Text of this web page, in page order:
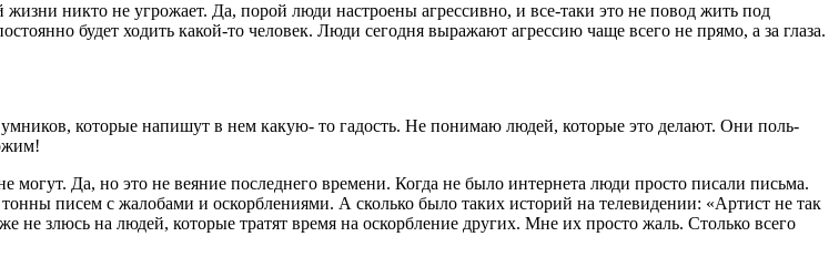
никто не угрожа­ет. Да, порой люди настрое­ны агрессивно, и все-таки это не повод жить под
будет ходить какой-то человек. Люди сегодня выража­ют агрессию чаще всего не прямо, а за глаза.
умников, которые напишут в нем какую- то гадость. Не понимаю людей, которые это делают. Они поль­
могут. Да, но это не вея­ние последнего времени. Когда не было интернета люди просто писали письма.
писем с жалоба­ми и оскорблениями. А сколько было таких историй на теле­видении: «Артист не так
не злюсь на людей, которые тратят вре­мя на оскорбление других. Мне их просто жаль. Столько всего